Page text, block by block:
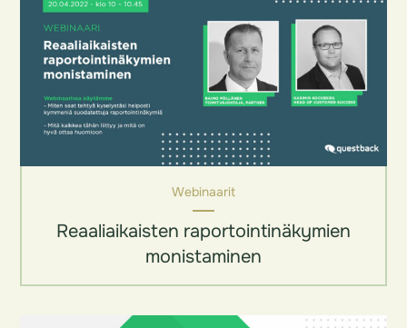
Webinaarit
Reaaliaikaisten raportointinäkymien
monistaminen